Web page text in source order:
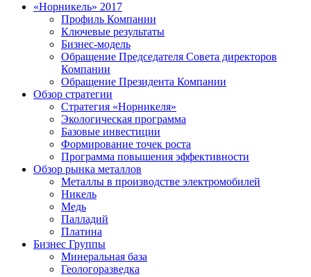
«Норникель» 2017
Профиль Компании
Ключевые результаты
Бизнес-модель
Обращение Председателя Совета директоров
Компании
Обращение Президента Компании
Обзор стратегии
Стратегия «Норникеля»
Экологическая программа
Базовые инвестиции
Формирование точек роста
Программа повышения эффективности
Обзор рынка металлов
Металлы в производстве электромобилей
Никель
Медь
Палладий
Платина
Бизнес Группы
Минеральная база
Геологоразведка